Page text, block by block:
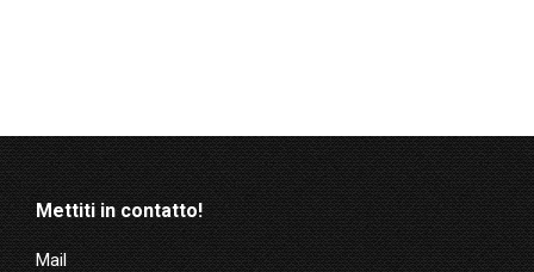
Mettiti in contatto!
Mail